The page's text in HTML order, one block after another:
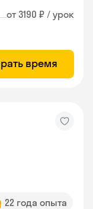
от 3190 ₽ / урок
время
22 года опыта